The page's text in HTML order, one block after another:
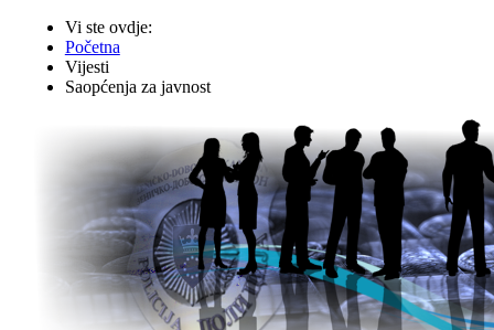
Vi ste ovdje:
Početna
Vijesti
Saopćenja za javnost